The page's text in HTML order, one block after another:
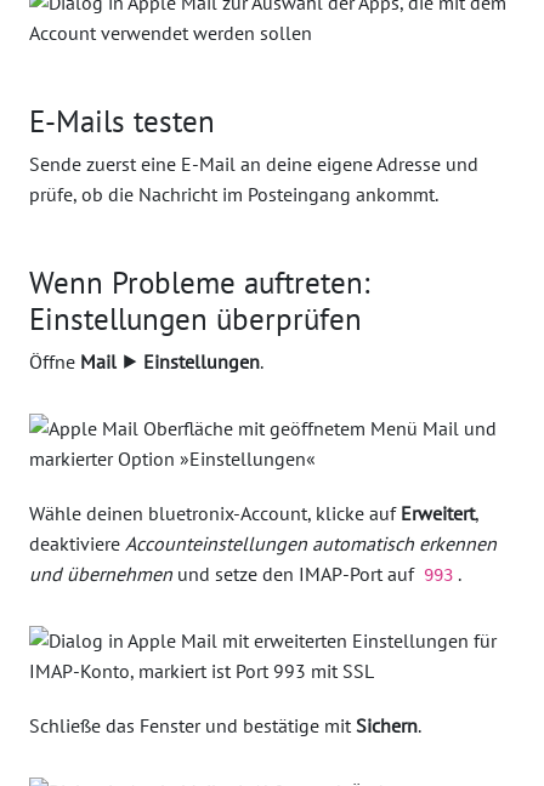
E-Mails testen
Sende zuerst eine E-Mail an deine eigene Adresse und
prüfe, ob die Nachricht im Posteingang ankommt.
Wenn Probleme auftreten:
Einstellungen überprüfen
Öffne Mail ⯈ Einstellungen.
Wähle deinen bluetronix-Account, klicke auf Erweitert,
deaktiviere Accounteinstellungen automatisch erkennen
und übernehmen und setze den IMAP-Port auf 993 .
Schließe das Fenster und bestätige mitSichern.